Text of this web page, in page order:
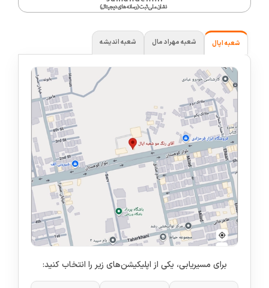
شعبه اپال شعبه مهراد مال شعبه اندیشه
برای مسیریابی، یکی از اپلیکیشن‌های زیر را انتخاب کنید: